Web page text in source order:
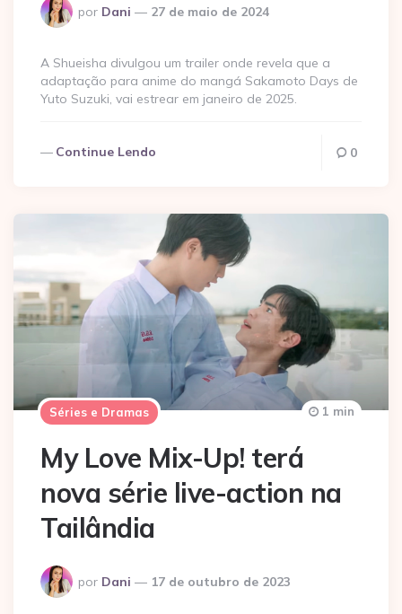
Postado
por
por Dani 27 de maio de 2024
A Shueisha divulgou um trailer onde revela que a
adaptação para anime do mangá Sakamoto Days de
Yuto Suzuki, vai estrear em janeiro de 2025.
Continue Lendo 0
Séries e Dramas
My Love Mix-Up! terá
nova série live-action na
Tailândia
Postado
por
por Dani 17 de outubro de 2023
1 min